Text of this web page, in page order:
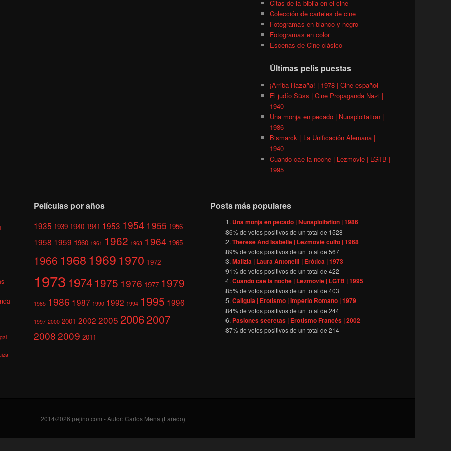
Citas de la biblia en el cine
Colección de carteles de cine
Fotogramas en blanco y negro
Fotogramas en color
Escenas de Cine clásico
Últimas pelis puestas
¡Arriba Hazaña! | 1978 | Cine español
El judío Süss | Cine Propaganda Nazi |
1940
Una monja en pecado | Nunsploitation |
1986
Bismarck | La Unificación Alemana |
1940
Cuando cae la noche | Lezmovie | LGTB |
1995
Películas por años
1935 1939 1940 1941 1953 1954 1955 1956
1958 1959 1960 1961 1962 1963 1964 1965
1966 1968 1969 1970 1972
1973 1974 1975 1976 1977 1979
1985 1986 1987 1990 1992 1994 1995 1996
1997 2000 2001 2002 2005 20062007
20082009 2011
Posts más populares
Una monja en pecado | Nunsploitation | 1986
86% de votos positivos de un total de 1528
Therese And Isabelle | Lezmovie culto | 1968
89% de votos positivos de un total de567
Malizia | Laura Antonelli | Erótica | 1973
91% de votos positivos de un total de422
Cuando cae la noche | Lezmovie | LGTB | 1995
85% de votos positivos de un total de403
Calígula | Erotismo | Imperio Romano | 1979
84% de votos positivos de un total de244
Pasiones secretas | Erotismo Francés | 2002
87% de votos positivos de un total de214
2014/2026 pejino.com - Autor: Carlos Mena (Laredo)